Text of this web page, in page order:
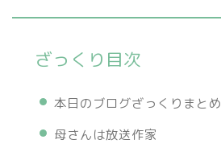
ざっくり目次
本日のブログざっくりまとめ
母さんは放送作家